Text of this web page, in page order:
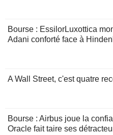
Bourse : EssilorLuxottica
Adani conforté face à
A Wall Street, c'est quatre
Bourse : Airbus joue la
Oracle fait taire ses